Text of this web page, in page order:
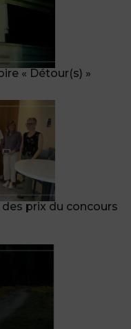
« Détour(s) »
prix du concours